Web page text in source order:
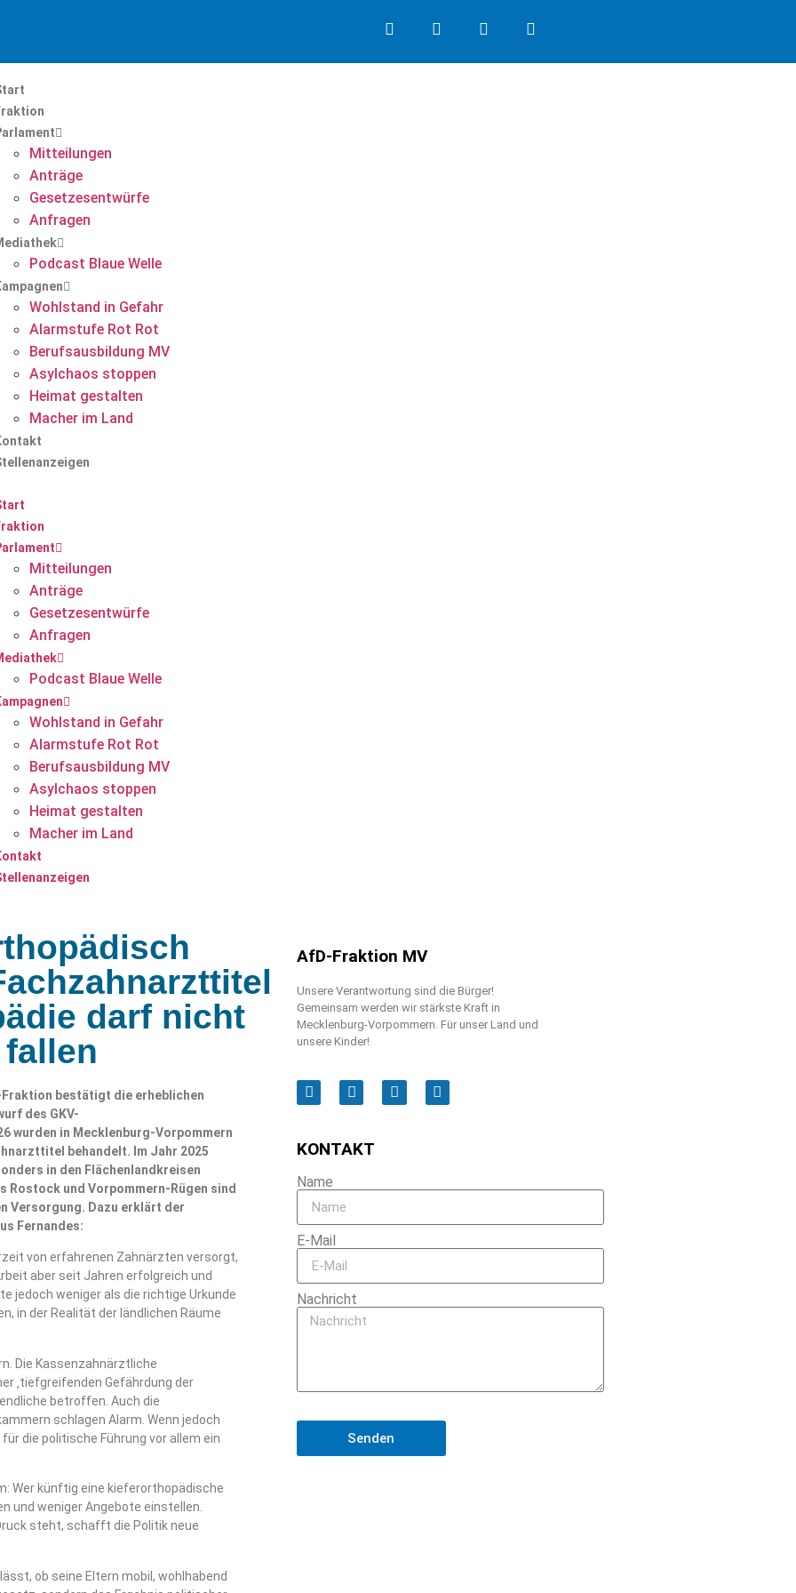
Mitteilungen
Anträge
Gesetzesentwürfe
Anfragen
Podcast Blaue Welle
Wohlstand in Gefahr
Alarmstufe Rot Rot
Berufsausbildung MV
Asylchaos stoppen
Heimat gestalten
Macher im Land
Mitteilungen
Anträge
Gesetzesentwürfe
Anfragen
Podcast Blaue Welle
Wohlstand in Gefahr
Alarmstufe Rot Rot
Berufsausbildung MV
Asylchaos stoppen
Heimat gestalten
Macher im Land
darf nicht
bestätigt die erheblichen
des GKV-
wurden in Mecklenburg-Vorpommern
behandelt. Im Jahr 2025
in den Flächenlandkreisen
und Vorpommern-Rügen sind
Versorgung. Dazu erklärt der
Fernandes:
von erfahrenen Zahnärzten versorgt,
aber seit Jahren erfolgreich und
jedoch weniger als die richtige Urkunde
in der Realität der ländlichen Räume
Die Kassenzahnärztliche
‚tiefgreifenden Gefährdung der
betroffen. Auch die
schlagen Alarm. Wenn jedoch
die politische Führung vor allem ein
Wer künftig eine kieferorthopädische
und weniger Angebote einstellen.
steht, schafft die Politik neue
ob seine Eltern mobil, wohlhabend
AfD-Fraktion MV
Unsere Verantwortung sind die Bürger!
Gemeinsam werden wir stärkste Kraft in
Mecklenburg-Vorpommern. Für unser Land und
unsere Kinder!
KONTAKT
Name
E-Mail
Nachricht
Senden